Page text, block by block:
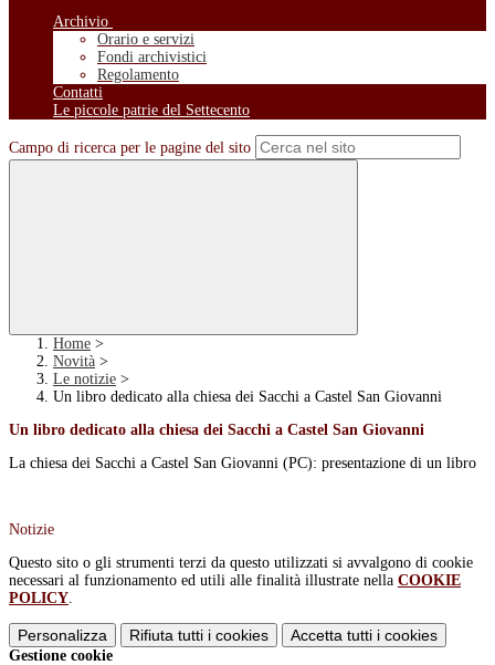
Archivio
Orario e servizi
Fondi archivistici
Regolamento
Contatti
Le piccole patrie del Settecento
Campo di ricerca per le pagine del sito
Home >
Novità >
Le notizie >
Un libro dedicato alla chiesa dei Sacchi a Castel San Giovanni
Un libro dedicato alla chiesa dei Sacchi a Castel San Giovanni
La chiesa dei Sacchi a Castel San Giovanni (PC): presentazione di un libro
Notizie
Questo sito o gli strumenti terzi da questo utilizzati si avvalgono di cookie
necessari al funzionamento ed utili alle finalità illustrate nella COOKIE
POLICY.
Personalizza Rifiuta tutti i cookies Accetta tutti i cookies
Gestione cookie